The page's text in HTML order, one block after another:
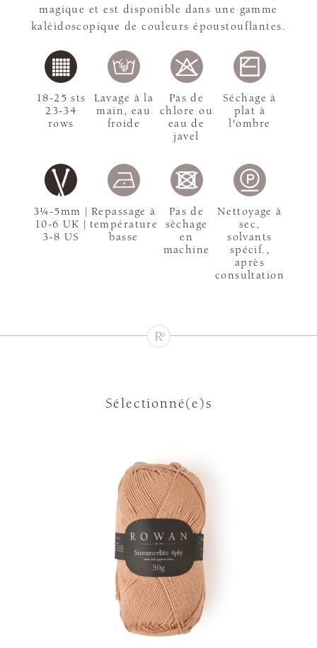
magique et est disponible dans une gamme
kaléidoscopique de couleurs époustouflantes.
3¼-5mm |
10-6 UK |
3-8 US
18-25 sts
23-34
rows
Lavage à la
main, eau
froide
Pas de
chlore ou
eau de
javel
Séchage à
plat à
l'ombre
Repassage à
température
basse
Pas de
sèchage
en
machine
Nettoyage à
sec,
solvants
spécif.,
après
consultation
Sélectionné(e)s